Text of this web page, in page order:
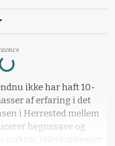
Loading...
ikke har haft 10-
af erfaring i det
i Herrested mellem
hegnssave og
traktor, teleskoplæsser